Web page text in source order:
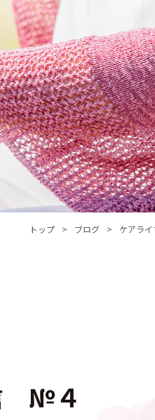
トップ ブログ ケアラ
№４